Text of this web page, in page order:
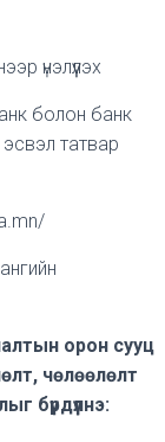
үнэлүүлэх
болон банк
эсвэл татвар
орон сууц
чөлөөлөлт
бүрдүүлнэ: